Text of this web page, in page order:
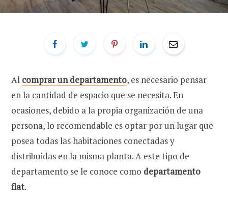
Al comprar un departamento, es necesario pensar
en la cantidad de espacio que se necesita. En
ocasiones, debido a la propia organización de una
persona, lo recomendable es optar por un lugar que
posea todas las habitaciones conectadas y
distribuidas en la misma planta. A este tipo de
departamento se le conoce como departamento
flat.